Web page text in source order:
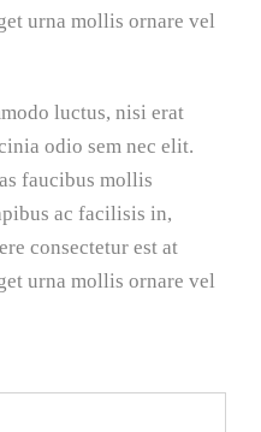
urna mollis ornare vel
luctus, nisi erat
odio sem nec elit.
faucibus mollis
ac facilisis in,
consectetur est at
urna mollis ornare vel